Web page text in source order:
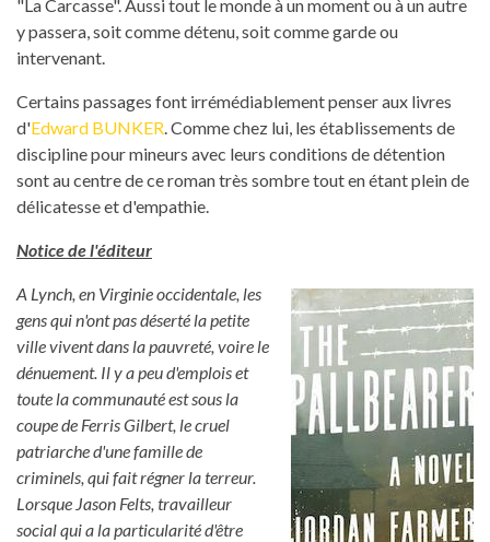
"La Carcasse". Aussi tout le monde à un moment ou à un autre
y passera, soit comme détenu, soit comme garde ou
intervenant.
Certains passages font irrémédiablement penser aux livres
d'Edward BUNKER. Comme chez lui, les établissements de
discipline pour mineurs avec leurs conditions de détention
sont au centre de ce roman très sombre tout en étant plein de
délicatesse et d'empathie.
Notice de l'éditeur
A Lynch, en Virginie occidentale, les
gens qui n'ont pas déserté la petite
ville vivent dans la pauvreté, voire le
dénuement. Il y a peu d'emplois et
toute la communauté est sous la
coupe de Ferris Gilbert, le cruel
patriarche d'une famille de
criminels, qui fait régner la terreur.
Lorsque Jason Felts, travailleur
social qui a la particularité d'être